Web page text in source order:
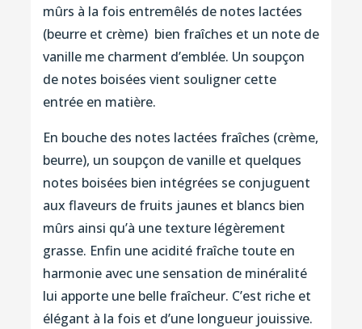
mûrs à la fois entremêlés de notes lactées
(beurre et crème) bien fraîches et un note de
vanille me charment d’emblée. Un soupçon
de notes boisées vient souligner cette
entrée en matière.
En bouche des notes lactées fraîches (crème,
beurre), un soupçon de vanille et quelques
notes boisées bien intégrées se conjuguent
aux flaveurs de fruits jaunes et blancs bien
mûrs ainsi qu’à une texture légèrement
grasse. Enfin une acidité fraîche toute en
harmonie avec une sensation de minéralité
lui apporte une belle fraîcheur. C’est riche et
élégant à la fois et d’une longueur jouissive.